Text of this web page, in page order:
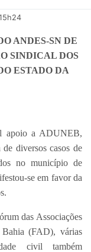
ANDES-SN DE
SINDICAL DOS
ESTADO DA
apoio a ADUNEB,
diversos casos de
no município de
se em favor da
das Associações
Bahia (FAD), várias
civil também